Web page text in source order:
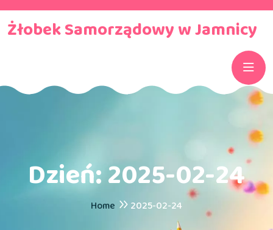
Żłobek Samorządowy w Jamnicy
Dzień:2025-02-24
Home 2025-02-24